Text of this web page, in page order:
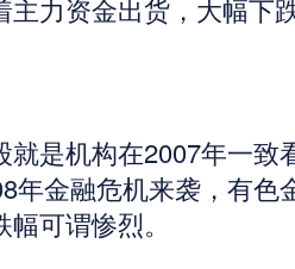
主力资金出货，大幅下
是机构在2007年一致
年金融危机来袭，有色
可谓惨烈。